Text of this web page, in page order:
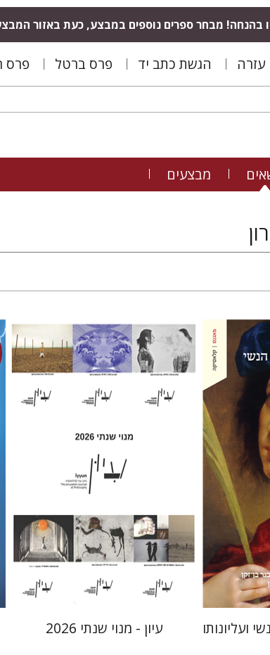
בהנחה! מבחר ספרים נוספים במבצע, כעת באזור
עזרה הגשת כתב יד פרס ברטל פרס
מבצעים
ועליונותו
חגי כנען
הנחת אתר ספר מודפס
$77
$69
עיון - מנוי שנתי 2026